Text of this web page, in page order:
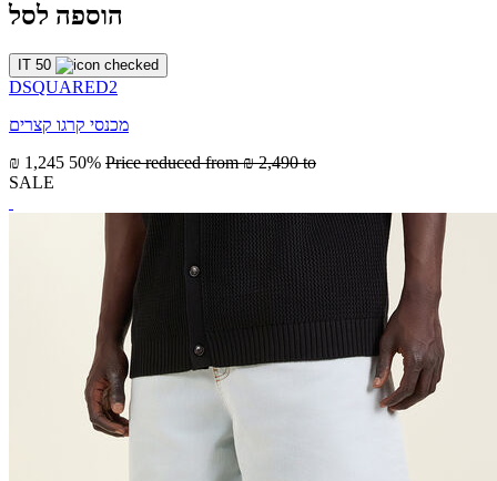
הוספה לסל
IT 50
DSQUARED2
מכנסי קרגו קצרים
₪ 1,245 50% Price reduced from₪ 2,490 to
SALE